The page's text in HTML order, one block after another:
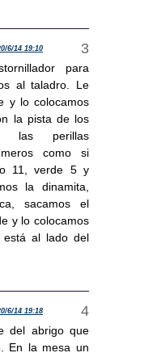
6/14 19:10
para
al taladro. Le
y lo colocamos
la pista de los
las perillas
como si
11, verde 5 y
la dinamita,
sacamos el
y lo colocamos
al lado del
6/14 19:18
del abrigo que
En la mesa un